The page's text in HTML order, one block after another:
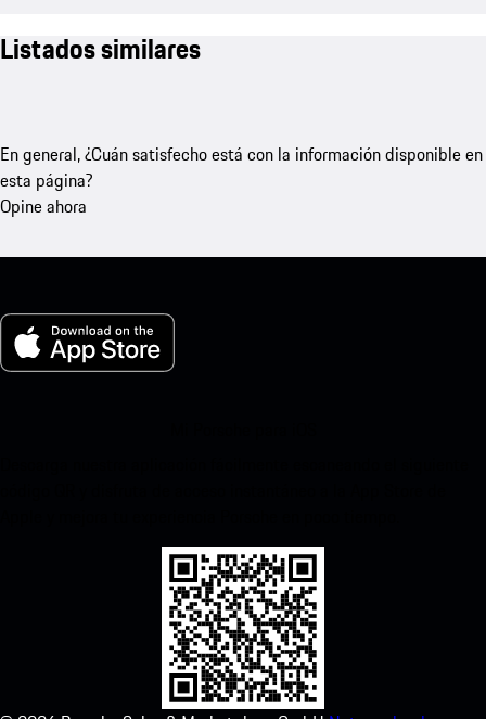
Listados similares
En general, ¿Cuán satisfecho está con la información disponible en
esta página?
Opine ahora